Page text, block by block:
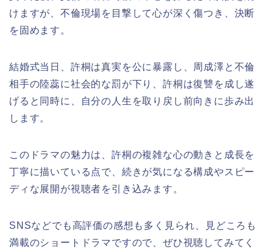
けますが、不倫現場を目撃して心が深く傷つき、決断
を固めます。
結婚式当日、許桐は真実を公に暴露し、周成澤と不倫
相手の陸蕊に社会的な罰が下り、許桐は復讐を成し遂
げると同時に、自分の人生を取り戻し前向きに歩み出
します。
このドラマの魅力は、許桐の複雑な心の動きと成長を
丁寧に描いている点で、続きが気になる構成やスピー
ディな展開が視聴者を引き込みます。
SNSなどでも高評価の感想も多く見られ、見どころも
満載のショートドラマですので、ぜひ視聴してみてく